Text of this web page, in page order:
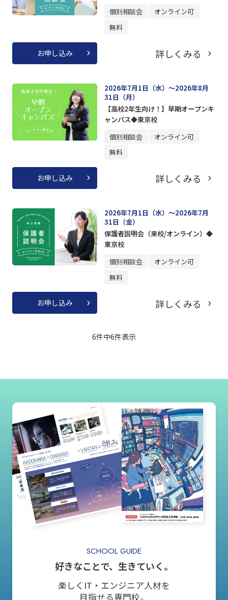
個別相談会
オンライン可
無料
お申し込み 詳しくみる
2026年7月1日（水）～2026年8月
31日（月）
【高校2年生向け！】早期オープンキ
ャンパス◆東京校
個別相談会
オンライン可
無料
お申し込み 詳しくみる
2026年7月1日（水）～2026年7月
31日（金）
保護者説明会（来校/オンライン）◆
東京校
個別相談会
オンライン可
無料
お申し込み 詳しくみる
6件中6件表示
SCHOOL GUIDE
好きなことで、生きていく。
楽しくIT・エンジニア人材を
目指せる専門校。